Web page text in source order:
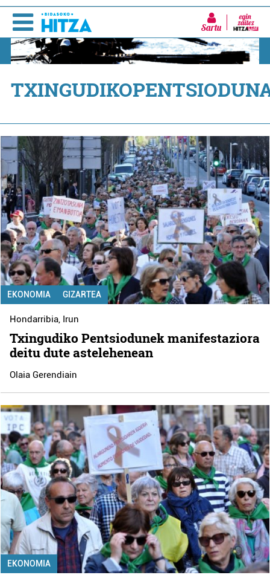
Sartu
EKONOMIA GIZARTEA
Hondarribia, Irun
Txingudiko Pentsiodunek manifestaziora
deitu dute astelehenean
Olaia Gerendiain
EKONOMIA